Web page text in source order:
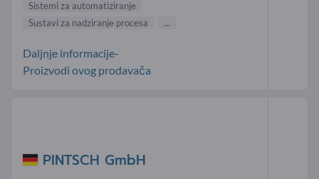
Sistemi za automatiziranje
Sustavi za nadziranje procesa
...
Daljnje informacije-
Proizvodi ovog prodavača
PINTSCH GmbH